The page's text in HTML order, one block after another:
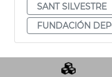
SANT SILVESTRE
FUNDACIÓN